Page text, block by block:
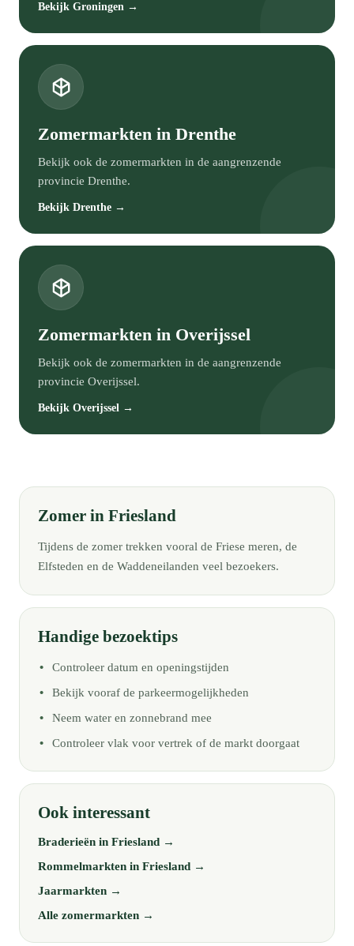
Bekijk Groningen →
Zomermarkten in Drenthe
Bekijk ook de zomermarkten in de aangrenzende
provincie Drenthe.
Bekijk Drenthe →
Zomermarkten in Overijssel
Bekijk ook de zomermarkten in de aangrenzende
provincie Overijssel.
Bekijk Overijssel →
Zomer in Friesland
Tijdens de zomer trekken vooral de Friese meren, de
Elfsteden en de Waddeneilanden veel bezoekers.
Handige bezoektips
Controleer datum en openingstijden
Bekijk vooraf de parkeermogelijkheden
Neem water en zonnebrand mee
Controleer vlak voor vertrek of de markt doorgaat
Ook interessant
Braderieën in Friesland →
Rommelmarkten in Friesland →
Jaarmarkten →
Alle zomermarkten →